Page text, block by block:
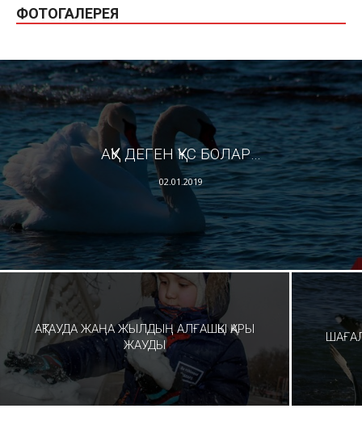
ФОТОГАЛЕРЕЯ
АҚҚУ ДЕГЕН ҚҰС БОЛАР…
02.01.2019
АҚТАУДА ЖАҢА ЖЫЛДЫҢ АЛҒАШҚЫ ҚАРЫ
ЖАУДЫ